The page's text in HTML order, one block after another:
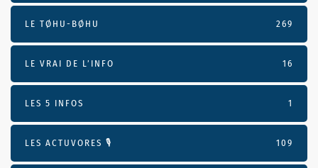
LE TØHU-BØHU 269
LE VRAI DE L’INFO 16
LES 5 INFOS 1
LES ACTUVORES 🎙 109